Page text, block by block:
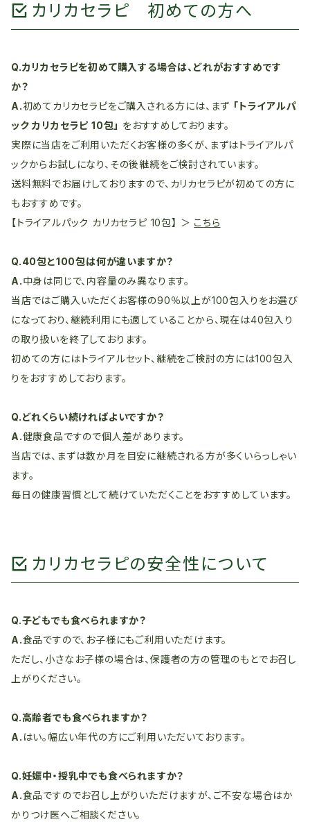
カリカセラピ 初めての方へ
Q.カリカセラピを初めて購入する場合は、どれがおすすめです
か？
A.初めてカリカセラピをご購入される方には、まず 「トライアルパ
ック カリカセラピ 10包」 をおすすめしております。
実際に当店をご利用いただくお客様の多くが、まずはトライアルパ
ックからお試しになり、その後継続をご検討されています。
送料無料でお届けしておりますので、カリカセラピが初めての方に
もおすすめです。
【トライアルパック カリカセラピ 10包】 ＞ こちら
Q.40包と100包は何が違いますか？
A.中身は同じで、内容量のみ異なります。
当店ではご購入いただくお客様の90％以上が100包入りをお選び
になっており、継続利用にも適していることから、現在は40包入り
の取り扱いを終了しております。
初めての方にはトライアルセット、継続をご検討の方には100包入
りをおすすめしております。
Q.どれくらい続ければよいですか？
A.健康食品ですので個人差があります。
当店では、まずは数か月を目安に継続される方が多くいらっしゃい
ます。
毎日の健康習慣として続けていただくことをおすすめしています。
カリカセラピの安全性について
Q.子どもでも食べられますか？
A.食品ですので、お子様にもご利用いただけます。
ただし、小さなお子様の場合は、保護者の方の管理のもとでお召し
上がりください。
Q.高齢者でも食べられますか？
A. はい。幅広い年代の方にご利用いただいております。
Q.妊娠中・授乳中でも食べられますか？
A.食品ですのでお召し上がりいただけますが、ご不安な場合はか
かりつけ医へご相談ください。